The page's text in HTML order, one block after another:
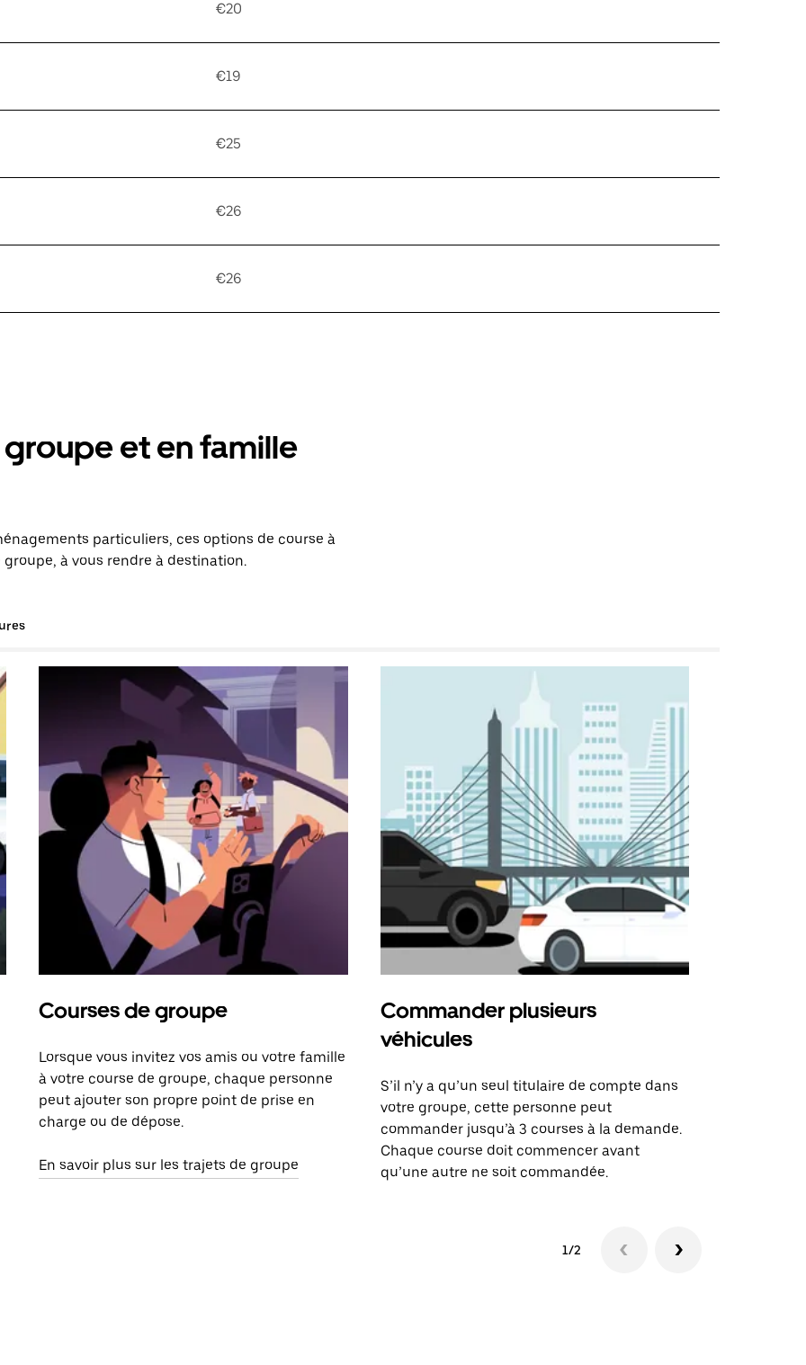
€20
€19
€25
€26
€26
et en famille
particuliers, ces options de course à
à vous rendre à destination.
Courses de groupe
Lorsque vous invitez vos amis ou votre famille
à votre course de groupe, chaque personne
peut ajouter son propre point de prise en
charge ou de dépose.
En savoir plus sur les trajets de groupe
Commander plusieurs
véhicules
S’il n’y a qu’un seul titulaire de compte dans
votre groupe, cette personne peut
commander jusqu’à 3 courses à la demande.
Chaque course doit commencer avant
qu’une autre ne soit commandée.
1/2